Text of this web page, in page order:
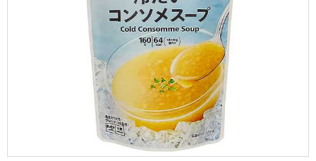
商品カテゴリ一覧
食の安全・安心への取組み
マルチコピー機でできること
マルチコピー機でできることトップ
私たちの取組み
サステナビリティ
サステナビリティトップ